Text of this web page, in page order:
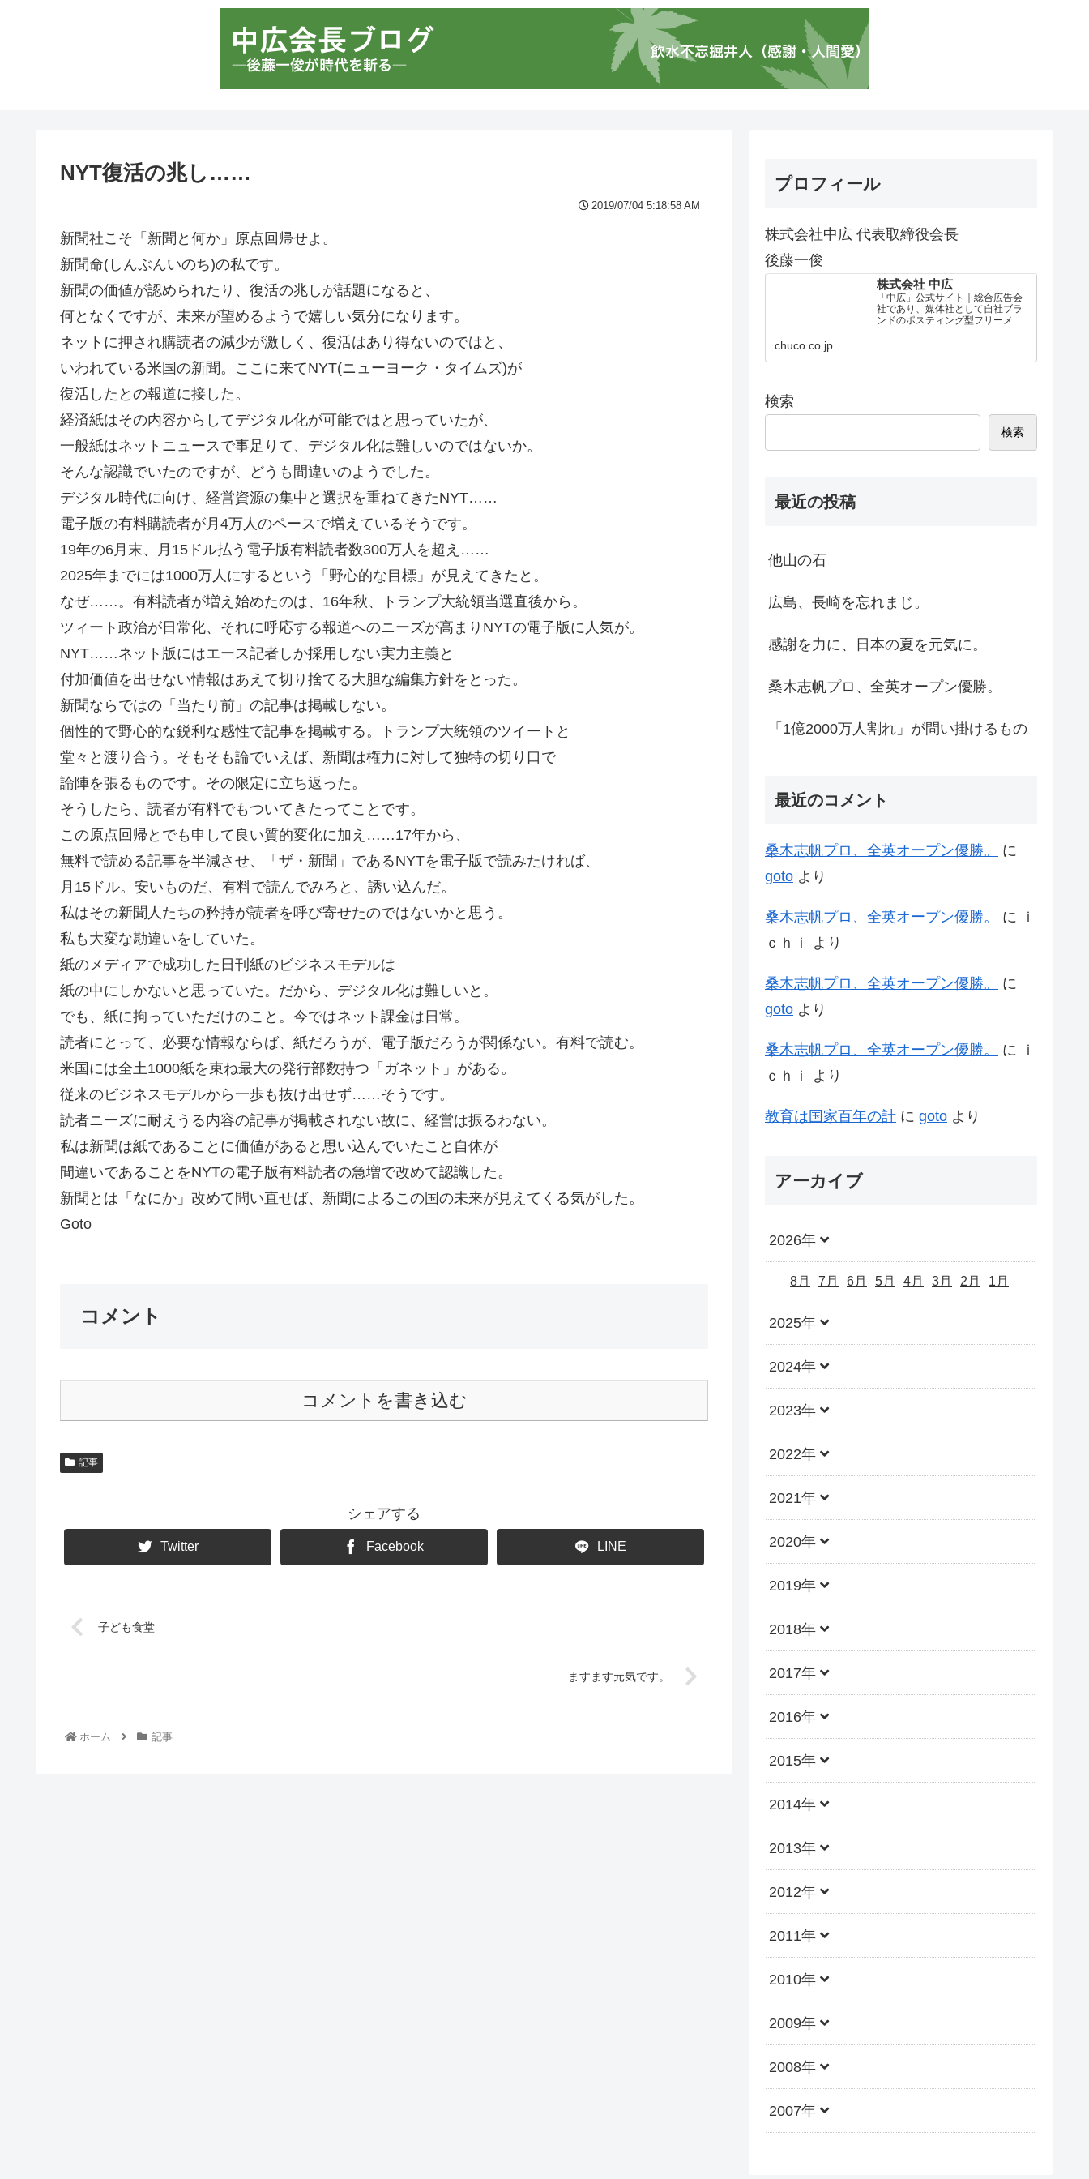
NYT復活の兆し……
2019/07/04 5:18:58 AM
新聞社こそ「新聞と何か」原点回帰せよ。
新聞命(しんぶんいのち)の私です。
新聞の価値が認められたり、復活の兆しが話題になると、
何となくですが、未来が望めるようで嬉しい気分になります。
ネットに押され購読者の減少が激しく、復活はあり得ないのではと、
いわれている米国の新聞。ここに来てNYT(ニューヨーク・タイムズ)が
復活したとの報道に接した。
経済紙はその内容からしてデジタル化が可能ではと思っていたが、
一般紙はネットニュースで事足りて、デジタル化は難しいのではないか。
そんな認識でいたのですが、どうも間違いのようでした。
デジタル時代に向け、経営資源の集中と選択を重ねてきたNYT……
電子版の有料購読者が月4万人のペースで増えているそうです。
19年の6月末、月15ドル払う電子版有料読者数300万人を超え……
2025年までには1000万人にするという「野心的な目標」が見えてきたと。
なぜ……。有料読者が増え始めたのは、16年秋、トランプ大統領当選直後から。
ツィート政治が日常化、それに呼応する報道へのニーズが高まりNYTの電子版に人気が。
NYT……ネット版にはエース記者しか採用しない実力主義と
付加価値を出せない情報はあえて切り捨てる大胆な編集方針をとった。
新聞ならではの「当たり前」の記事は掲載しない。
個性的で野心的な鋭利な感性で記事を掲載する。トランプ大統領のツイートと
堂々と渡り合う。そもそも論でいえば、新聞は権力に対して独特の切り口で
論陣を張るものです。その限定に立ち返った。
そうしたら、読者が有料でもついてきたってことです。
この原点回帰とでも申して良い質的変化に加え……17年から、
無料で読める記事を半減させ、「ザ・新聞」であるNYTを電子版で読みたければ、
月15ドル。安いものだ、有料で読んでみろと、誘い込んだ。
私はその新聞人たちの矜持が読者を呼び寄せたのではないかと思う。
私も大変な勘違いをしていた。
紙のメディアで成功した日刊紙のビジネスモデルは
紙の中にしかないと思っていた。だから、デジタル化は難しいと。
でも、紙に拘っていただけのこと。今ではネット課金は日常。
読者にとって、必要な情報ならば、紙だろうが、電子版だろうが関係ない。有料で読む。
米国には全土1000紙を束ね最大の発行部数持つ「ガネット」がある。
従来のビジネスモデルから一歩も抜け出せず……そうです。
読者ニーズに耐えうる内容の記事が掲載されない故に、経営は振るわない。
私は新聞は紙であることに価値があると思い込んでいたこと自体が
間違いであることをNYTの電子版有料読者の急増で改めて認識した。
新聞とは「なにか」改めて問い直せば、新聞によるこの国の未来が見えてくる気がした。
Goto
コメント
コメントを書き込む
記事
シェアする
Twitter Facebook LINE
子ども食堂
ますます元気です。
ホーム 記事
プロフィール
株式会社中広 代表取締役会長
後藤一俊
株式会社 中広
「中広」公式サイト｜総合広告会
社であり、媒体社として自社ブラ
ンドのポスティング型フリーメデ
chuco.co.jp
検索
検索
最近の投稿
他山の石
広島、長崎を忘れまじ。
感謝を力に、日本の夏を元気に。
桑木志帆プロ、全英オープン優勝。
「1億2000万人割れ」が問い掛けるもの
最近のコメント
桑木志帆プロ、全英オープン優勝。
に
goto より
桑木志帆プロ、全英オープン優勝。 に
ｉ
ｃｈｉ
より
桑木志帆プロ、全英オープン優勝。
に
goto より
桑木志帆プロ、全英オープン優勝。 に
ｉ
ｃｈｉ
より
教育は国家百年の計 に goto より
アーカイブ
2026年
8月 7月 6月 5月 4月 3月 2月 1月
2025年
2024年
2023年
2022年
2021年
2020年
2019年
2018年
2017年
2016年
2015年
2014年
2013年
2012年
2011年
2010年
2009年
2008年
2007年